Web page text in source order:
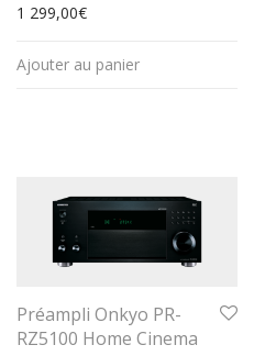
1 299,00€
Ajouter au panier
Préampli Onkyo PR-
RZ5100 Home Cinema